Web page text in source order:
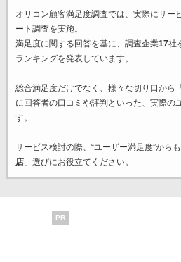
オリコン顧客満足度調査では、実際にサー
ート調査を実施。
満足度に関する回答を基に、調査企業17社
ランキングを発表しています。
総合満足度だけでなく、様々な切り口から「
に回答者の口コミや評判といった、実際の
す。
サービス検討の際、“ユーザー満足度”から
店」選びにお役立てください。
PR